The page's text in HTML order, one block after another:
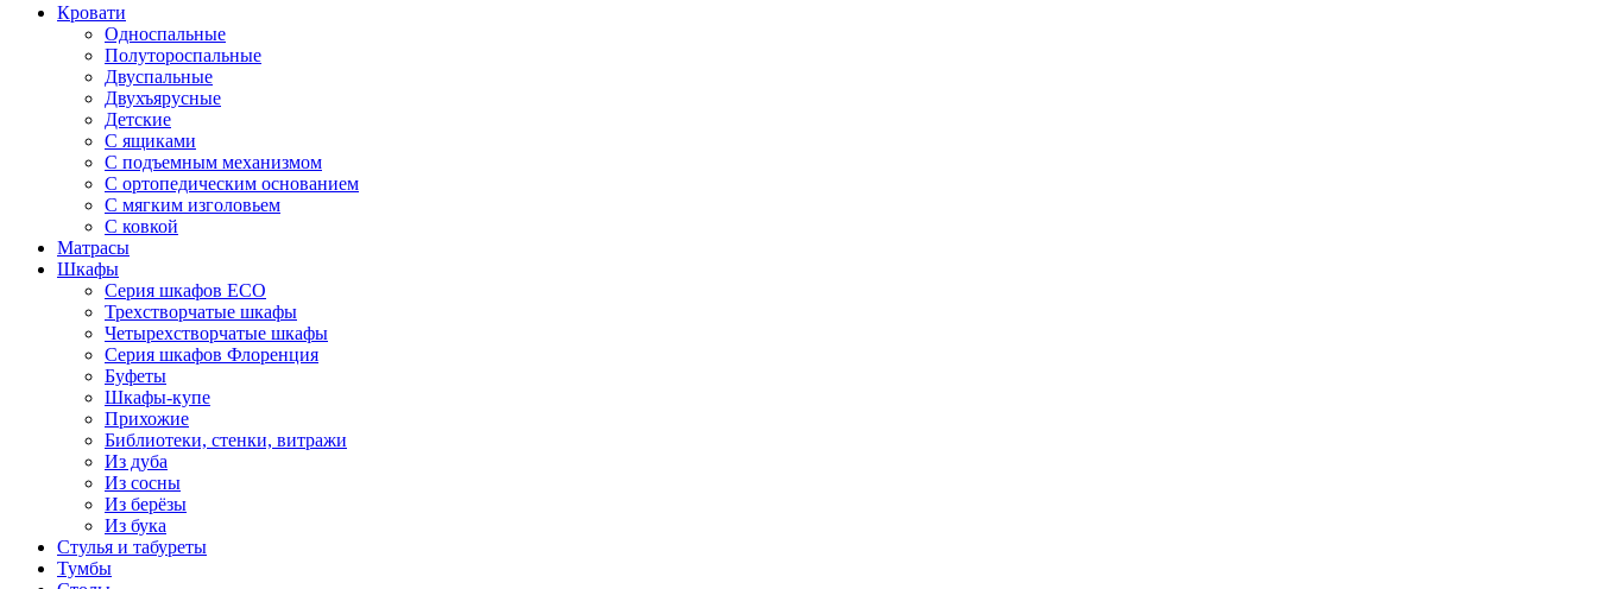
Кровати
Односпальные
Полутороспальные
Двуспальные
Двухъярусные
Детские
С ящиками
С подъемным механизмом
С ортопедическим основанием
С мягким изголовьем
С ковкой
Матрасы
Шкафы
Серия шкафов ECO
Трехстворчатые шкафы
Четырехстворчатые шкафы
Серия шкафов Флоренция
Буфеты
Шкафы-купе
Прихожие
Библиотеки, стенки, витражи
Из дуба
Из сосны
Из берёзы
Из бука
Стулья и табуреты
Тумбы